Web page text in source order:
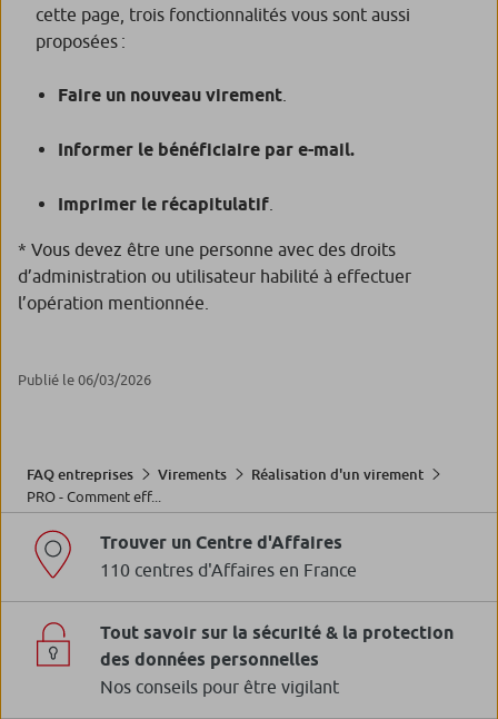
cette page, trois fonctionnalités vous sont aussi
proposées :
Faire un nouveau virement
Informer le bénéficiaire par e-mail.
Imprimer le récapitulatif
* Vous devez être une personne avec des droits
d’administration ou utilisateur habilité à effectuer
l’opération mentionnée.
Publié le 06/03/2026
FAQ entreprises Virements
Réalisation d'un virement
PRO - Comment eff...
Trouver un Centre d'Affaires
110 centres d'Affaires en France
Tout savoir sur la sécurité & la protection
des données personnelles
Nos conseils pour être vigilant